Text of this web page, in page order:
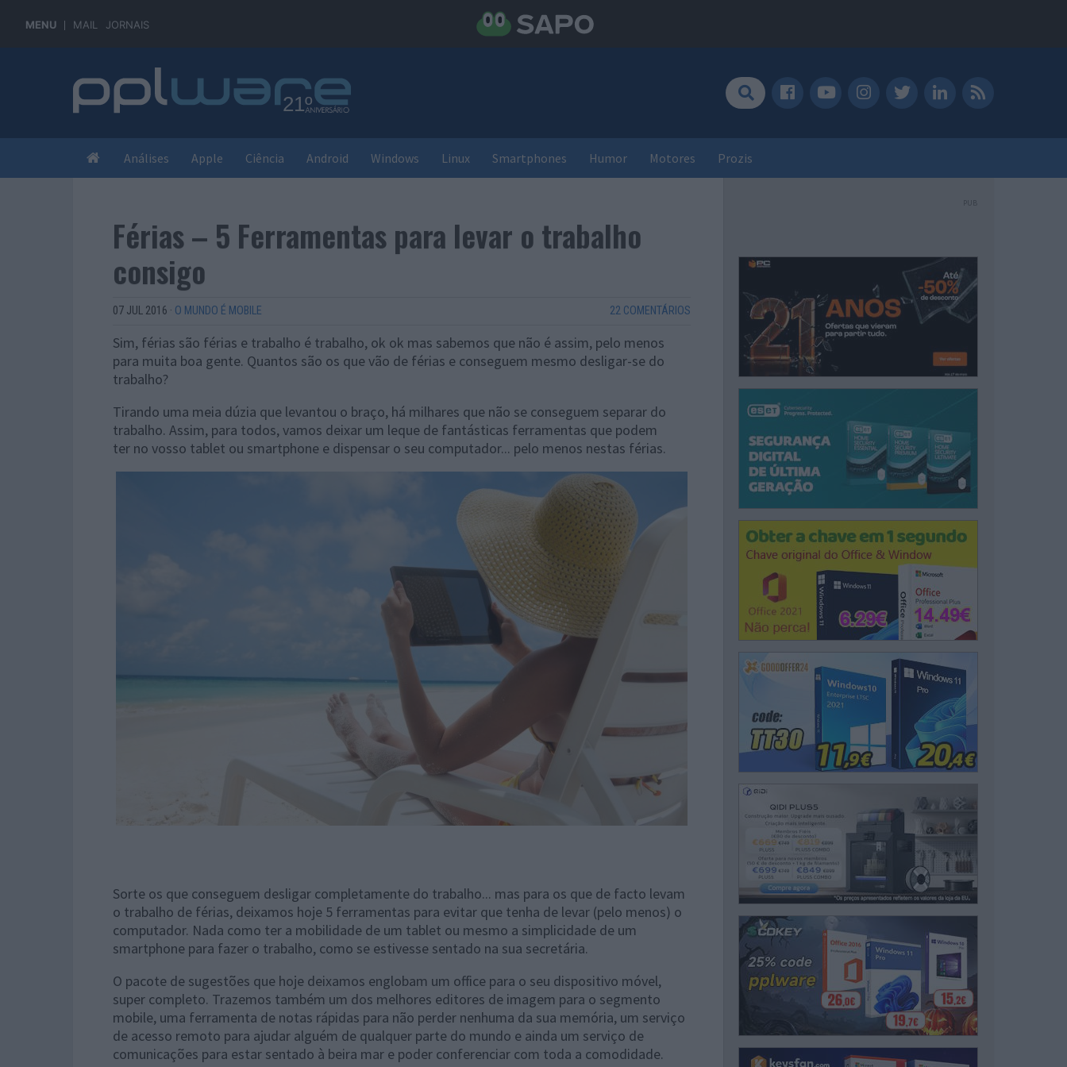
MENU MAIL JORNAIS
Análises Apple Ciência Android Windows Linux Smartphones Humor Motores Prozis
Férias – 5 Ferramentas para levar o trabalho
consigo
07 JUL 2016 · O MUNDO É MOBILE 22 COMENTÁRIOS
Sim, férias são férias e trabalho é trabalho, ok ok mas sabemos que não é assim, pelo menos
para muita boa gente. Quantos são os que vão de férias e conseguem mesmo desligar-se do
trabalho?
Tirando uma meia dúzia que levantou o braço, há milhares que não se conseguem separar do
trabalho. Assim, para todos, vamos deixar um leque de fantásticas ferramentas que podem
ter no vosso tablet ou smartphone e dispensar o seu computador... pelo menos nestas férias.
Sorte os que conseguem desligar completamente do trabalho... mas para os que de facto levam
o trabalho de férias, deixamos hoje 5 ferramentas para evitar que tenha de levar (pelo menos) o
computador. Nada como ter a mobilidade de um tablet ou mesmo a simplicidade de um
smartphone para fazer o trabalho, como se estivesse sentado na sua secretária.
O pacote de sugestões que hoje deixamos englobam um office para o seu dispositivo móvel,
super completo. Trazemos também um dos melhores editores de imagem para o segmento
mobile, uma ferramenta de notas rápidas para não perder nenhuma da sua memória, um serviço
de acesso remoto para ajudar alguém de qualquer parte do mundo e ainda um serviço de
comunicações para estar sentado à beira mar e poder conferenciar com toda a comodidade.
PUB